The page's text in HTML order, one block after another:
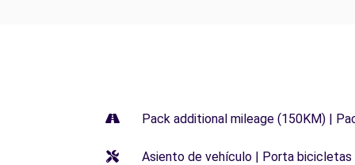
Pack additional mileage (150KM) |
Asiento de vehículo | Porta bicicletas